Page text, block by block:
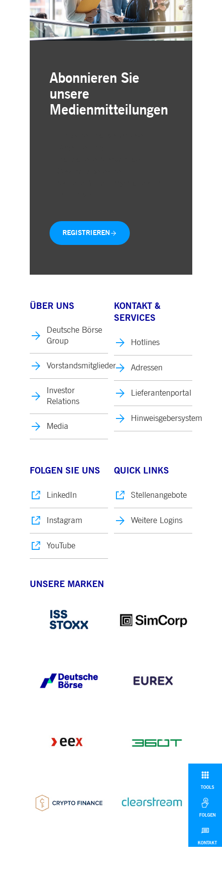
TOOLS
FOLGEN
KONTAKT
Abonnieren Sie
unsere
Medienmitteilungen
REGISTRIEREN
ÜBER UNS
Deutsche Börse
Group
Vorstandsmitglieder
Investor
Relations
Media
KONTAKT &
SERVICES
Hotlines
Adressen
Lieferantenportal
Hinweisgebersystem
FOLGEN SIE UNS
LinkedIn
Instagram
YouTube
QUICK LINKS
Stellenangebote
Weitere Logins
UNSERE MARKEN